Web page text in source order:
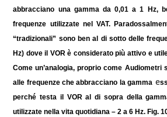
abbracciano una gamma da 0,01 a 1 Hz,
frequenze utilizzate nel VAT.
“tradizionali” sono ben al di sotto delle
Hz) dove il VOR è considerato più attivo e
Come un’analogia, proprio come Audiometri
alle frequenze che abbracciano la gamma e
perché testa il VOR al di sopra della
utilizzate nella vita quotidiana – 2 a 6 Hz. Fig.